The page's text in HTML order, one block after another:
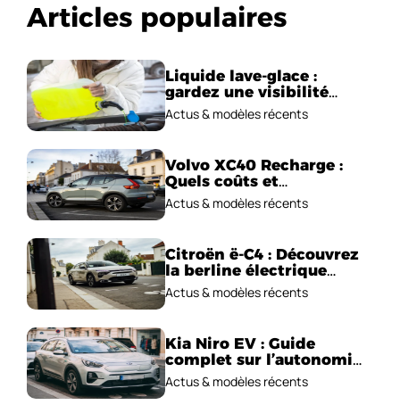
Articles populaires
Liquide lave-glace :
gardez une visibilité
parfaite en voiture
Actus & modèles récents
Volvo XC40 Recharge :
Quels coûts et
performances
électriques ?
Actus & modèles récents
Citroën ë-C4 : Découvrez
la berline électrique
emblématique!
Actus & modèles récents
Kia Niro EV : Guide
complet sur l’autonomie
et le prix !
Actus & modèles récents